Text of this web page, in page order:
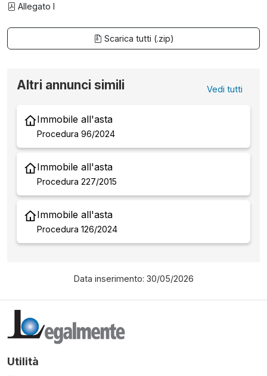
Allegato I
Scarica tutti (.zip)
Altri annunci simili Vedi tutti
Immobile all'asta
Procedura 96/2024
Immobile all'asta
Procedura 227/2015
Immobile all'asta
Procedura 126/2024
Data inserimento: 30/05/2026
Utilità